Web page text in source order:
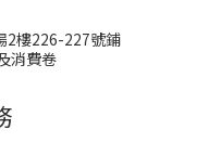
2樓226-227號鋪
消費卷